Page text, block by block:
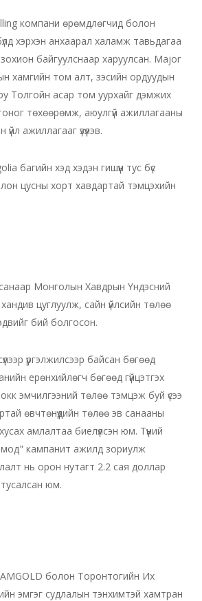
компани өрөмдлөгчид болон
хэрхэн анхаарал халамж тавьдагаа
зохион байгуулснаар харуулсан. Major
хамгийн том алт, зэсийн ордуудын
Толгойн асар том уурхайг дэмжих
тоног төхөөрөмж, аюулгүй ажиллагааны
ажиллагааг үзүүлэв.
багийн хэд хэдэн гишүүн тус бүс
цусны хорт хавдартай тэмцэхийн
Монголын Хавдрын Үндэсний
цуглуулж, сайн үйлсийн төлөө
бий болгосон.
үргэлжилсээр байсан бөгөөд
ерөнхийлөгч бөгөөд гүйцэтгэх
эмчилгээний төлөө тэмцэж буй үсээ
өвчтөнүүдийн төлөө эв санааны
амлалтаа биелүүлсэн юм. Түүний
кампанит ажилд зориулж
нь орон нутагт 2.2 сая доллар
юм.
болон Торонтогийн Их
эмгэг судлалын тэнхимтэй хамтран